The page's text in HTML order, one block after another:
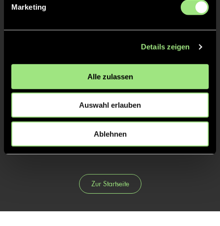
Marketing
Details zeigen
Alle zulassen
Auswahl erlauben
Ablehnen
2/4
3/4
4/4
Zur Startseite